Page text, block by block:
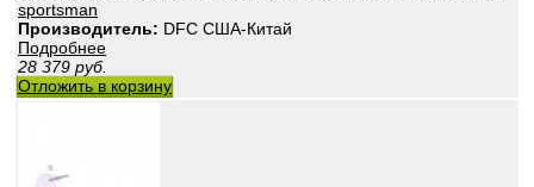
sportsman
Производитель: DFC США-Китай
Подробнее
28 379 руб.
Отложить в корзину